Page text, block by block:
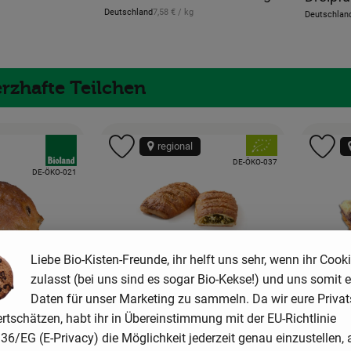
, Herkunft:
Deutschland, Referenzpreis:
7,58 € / kg
, Herkunft:
Teilchen
Produkt zum Warenkorb hinzufügen
, Kontrollstelle:
DE-ÖKO-021
hinzufügen
, Preis:
2,79 € / Stück
Produkt zum
, Verband:
, Kontrollstelle:
DE-ÖKO-037
regional
Produkt zu Favouriten hinzufügen
Liebe Bio-Kisten-Freunde, ihr helft uns sehr, wenn ihr
zulasst (bei uns sind es sogar Bio-Kekse!) und uns somit
Daten für unser Marketing zu sammeln. Da wir eure
habt ihr in Übereinstimmung mit der EU-Richtlinie
EG (E-Privacy) die Möglichkeit jederzeit genau einzustellen,